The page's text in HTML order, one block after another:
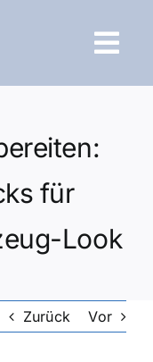
für
Look
Zurück Vor